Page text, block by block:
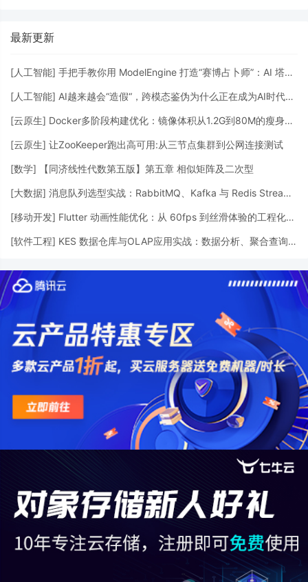
最新更新
[人工智能] 手把手教你用 ModelEngine 打造“赛博占卜师”：AI 塔罗智能体 (Agent) 开发实战
[人工智能] AI越来越会“造假“，跨模态鉴伪为什么正在成为AI时代的新基建？
[云原生] Docker多阶段构建优化：镜像体积从1.2G到80M的瘦身实战
[云原生] 让ZooKeeper跑出高可用:从三节点集群到公网连接测试
[数学] 【同济线性代数第五版】第五章 相似矩阵及二次型
[大数据] 消息队列选型实战：RabbitMQ、Kafka 与 Redis Streams 的工程权衡
[移动开发] Flutter 动画性能优化：从 60fps 到丝滑体验的工程化调优
[软件工程] KES 数据仓库与OLAP应用实战：数据分析、聚合查询与性能优化